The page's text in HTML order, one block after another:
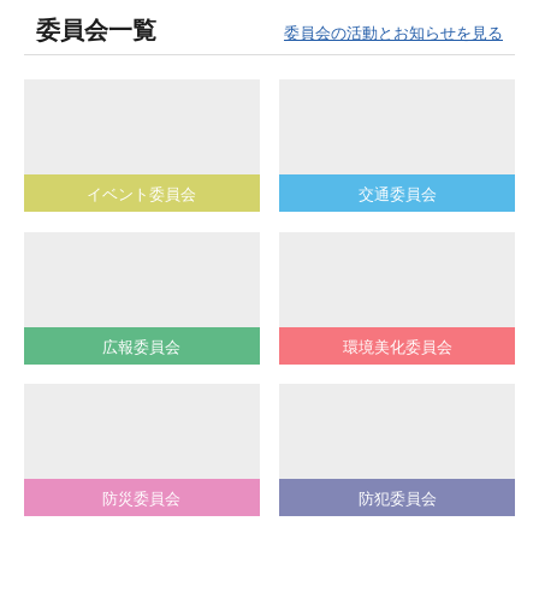
委員会一覧 委員会の活動とお知らせを見る
イベント委員会 交通委員会
広報委員会 環境美化委員会
防災委員会 防犯委員会